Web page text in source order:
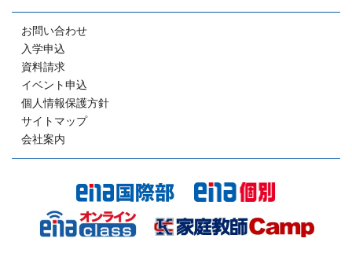
お問い合わせ
入学申込
資料請求
イベント申込
個人情報保護方針
サイトマップ
会社案内